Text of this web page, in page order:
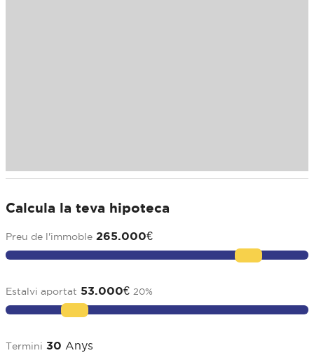
Calcula la teva hipoteca
Preu de l'immoble 265.000€
Estalvi aportat 53.000€ 20%
Termini 30 Anys